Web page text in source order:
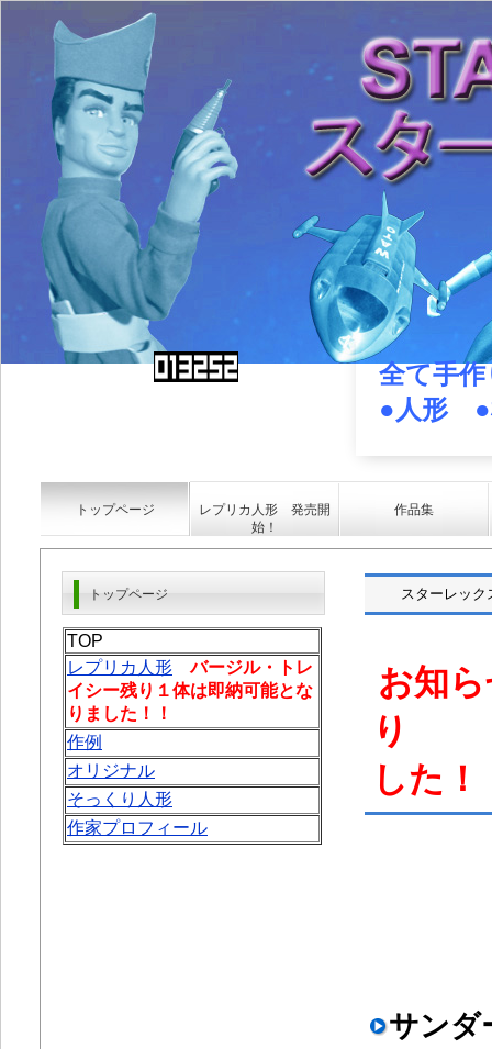
全て手
●人形 ●
トップページ
レプリカ人形 発売開
始！
作品集
スターレック
お知
した！
サン
トップページ
TOP
レプリカ人形
バージル・トレ
イシー残り１体は即納可能とな
りました！！
作例
オリジナル
そっくり人形
作家プロフィール